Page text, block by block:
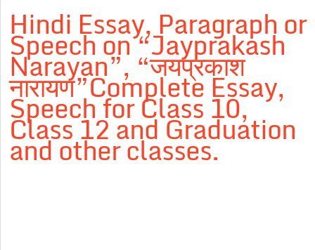
Hindi Essay, Paragraph or
Speech on “Jayprakash
Narayan”, “जयप्रकाश
नारायण”Complete Essay,
Speech for Class 10,
Class 12 and Graduation
and other classes.